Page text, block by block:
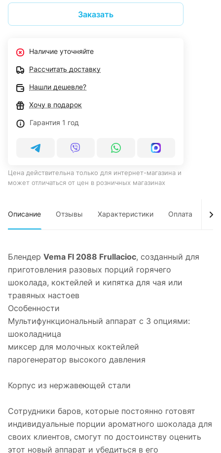
Заказать
Наличие уточняйте
Рассчитать доставку
Нашли дешевле?
Хочу в подарок
Гарантия 1 год
Цена действительна только для интернет-магазина и
может отличаться от цен в розничных магазинах
Описание Отзывы Характеристики Оплата
Блендер Vema FI 2088 Frullacioc, созданный для
приготовления разовых порций горячего
шоколада, коктейлей и кипятка для чая или
травяных настоев
Особенности
Мультифункциональный аппарат с 3 опциями:
шоколадница
миксер для молочных коктейлей
парогенератор высокого давления
Корпус из нержавеющей стали
Сотрудники баров, которые постоянно готовят
индивидуальные порции ароматного шоколада для
своих клиентов, смогут по достоинству оценить
этот новый аппарат и убедиться в его